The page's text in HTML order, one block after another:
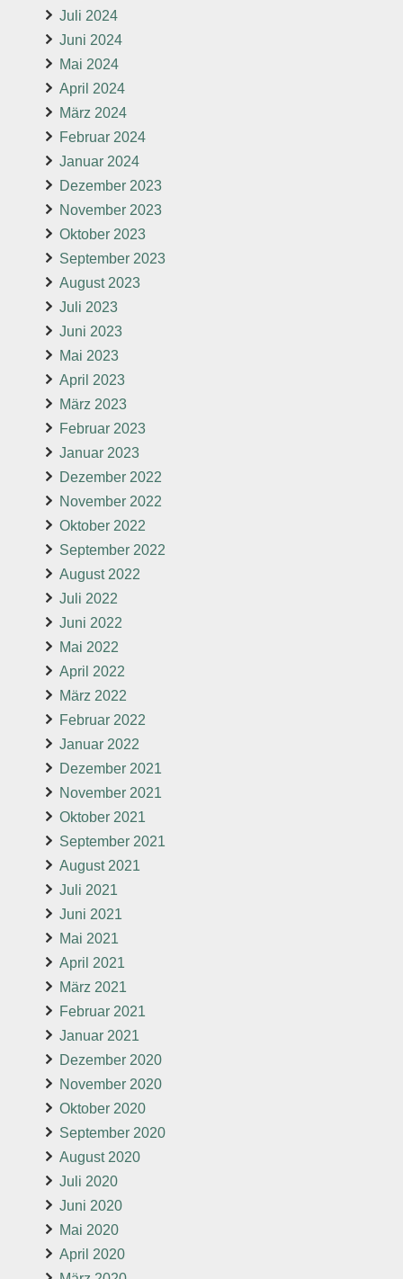
Juli 2024
Juni 2024
Mai 2024
April 2024
März 2024
Februar 2024
Januar 2024
Dezember 2023
November 2023
Oktober 2023
September 2023
August 2023
Juli 2023
Juni 2023
Mai 2023
April 2023
März 2023
Februar 2023
Januar 2023
Dezember 2022
November 2022
Oktober 2022
September 2022
August 2022
Juli 2022
Juni 2022
Mai 2022
April 2022
März 2022
Februar 2022
Januar 2022
Dezember 2021
November 2021
Oktober 2021
September 2021
August 2021
Juli 2021
Juni 2021
Mai 2021
April 2021
März 2021
Februar 2021
Januar 2021
Dezember 2020
November 2020
Oktober 2020
September 2020
August 2020
Juli 2020
Juni 2020
Mai 2020
April 2020